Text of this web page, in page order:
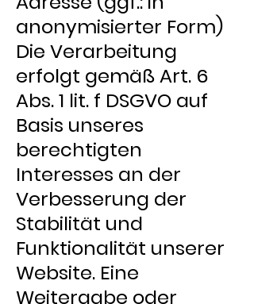
anonymisierter Form)
Die Verarbeitung
erfolgt gemäß Art. 6
Abs. 1 lit. f DSGVO auf
Basis unseres
berechtigten
Interesses an der
Verbesserung der
Stabilität und
Funktionalität unserer
Website. Eine
Weitergabe oder